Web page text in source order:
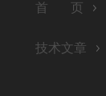
首 页
技术文章